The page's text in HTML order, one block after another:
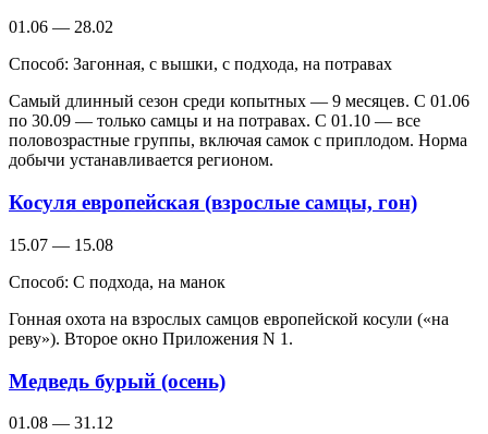
01.06 — 28.02
Способ: Загонная, с вышки, с подхода, на потравах
Самый длинный сезон среди копытных — 9 месяцев. С 01.06
по 30.09 — только самцы и на потравах. С 01.10 — все
половозрастные группы, включая самок с приплодом. Норма
добычи устанавливается регионом.
Косуля европейская (взрослые самцы, гон)
15.07 — 15.08
Способ: С подхода, на манок
Гонная охота на взрослых самцов европейской косули («на
реву»). Второе окно Приложения N 1.
Медведь бурый (осень)
01.08 — 31.12